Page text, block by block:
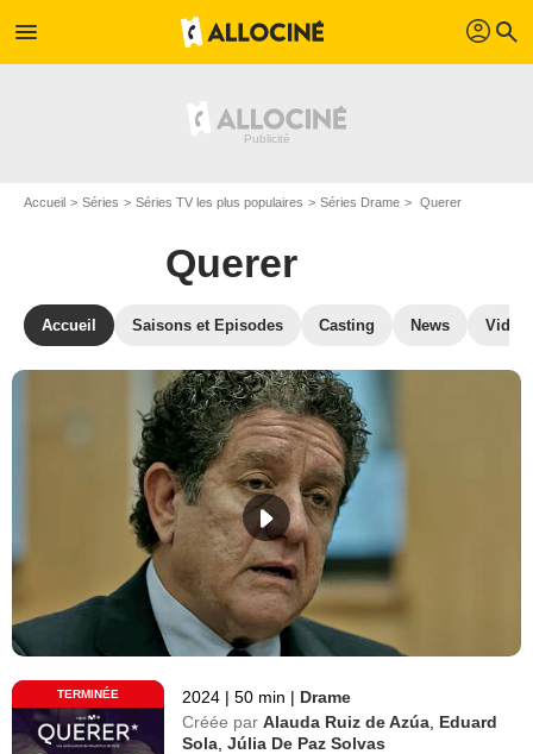
menu profil search
Accueil Séries Séries TV les plus populaires Séries Drame Querer
Querer
Accueil Saisons et Episodes Casting News
TERMINÉE 2024 | 50 min | Drame
Créée par Alauda Ruiz de Azúa Eduard
Sola ,Júlia De Paz Solvas